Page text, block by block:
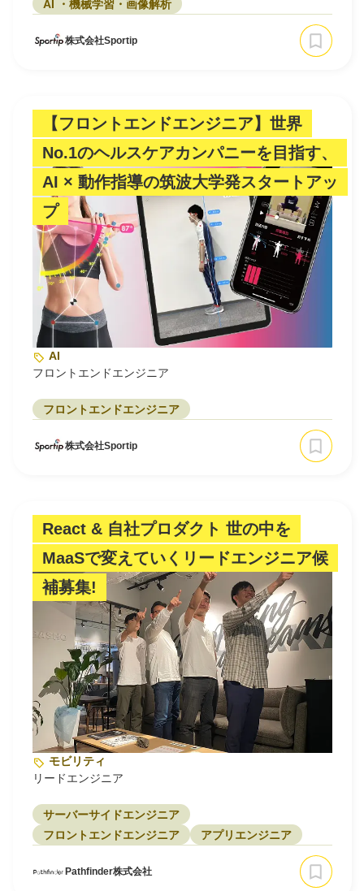
AI ・機械学習・画像解析
株式会社Sportip
【フロントエンドエンジニア】世界
No.1のヘルスケアカンパニーを目指す、
AI × 動作指導の筑波大学発スタートアッ
プ
AI
フロントエンドエンジニア
フロントエンドエンジニア
株式会社Sportip
React & 自社プロダクト 世の中を
MaaSで変えていくリードエンジニア候
補募集!
モビリティ
リードエンジニア
サーバーサイドエンジニア
フロントエンドエンジニア
アプリエンジニア
Pathfinder株式会社